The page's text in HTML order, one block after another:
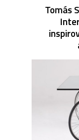
Tomás